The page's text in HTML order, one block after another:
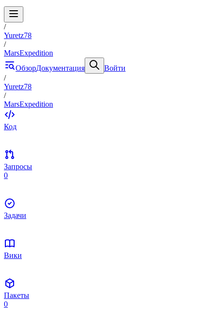
/
Yuretz78
/
MarsExpedition
ОбзорДокументация
Войти
/
Yuretz78
/
MarsExpedition
Код
Запросы
0
Задачи
Вики
Пакеты
0